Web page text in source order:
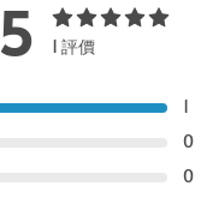
5 1 評價
1
0
0